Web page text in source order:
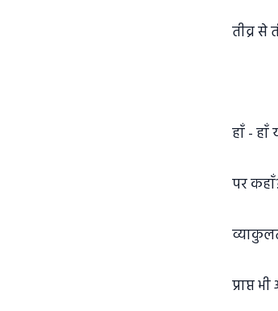
तीव्र से
हाँ - हाँ
पर
प्राप्त